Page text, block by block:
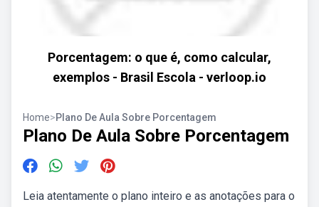
Porcentagem: o que é, como calcular,
exemplos - Brasil Escola - verloop.io
Home>Plano De Aula Sobre Porcentagem
Plano De Aula Sobre Porcentagem
Leia atentamente o plano inteiro e as anotações para o